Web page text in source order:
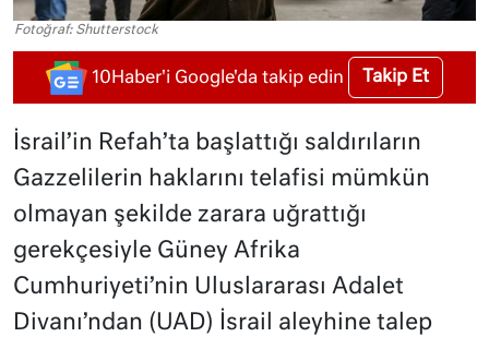
Fotoğraf: Shutterstock
10Haber'i Google'da takip edin Takip Et
İsrail’in Refah’ta başlattığı saldırıların
Gazzelilerin haklarını telafisi mümkün
olmayan şekilde zarara uğrattığı
gerekçesiyle Güney Afrika
Cumhuriyeti’nin Uluslararası Adalet
Divanı’ndan (UAD) İsrail aleyhine talep